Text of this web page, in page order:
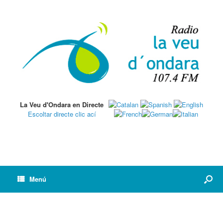
La Veu d'Ondara en Directe
Escoltar directe clic ací
Menú